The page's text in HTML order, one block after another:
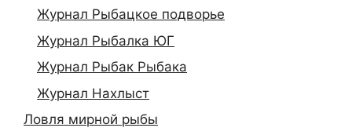
Журнал Рыбацкое подворье
Журнал Рыбалка ЮГ
Журнал Рыбак Рыбака
Журнал Нахлыст
Ловля мирной рыбы